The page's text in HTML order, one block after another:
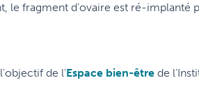
le fragment d’ovaire est ré-implanté
de l'Espace bien-être de